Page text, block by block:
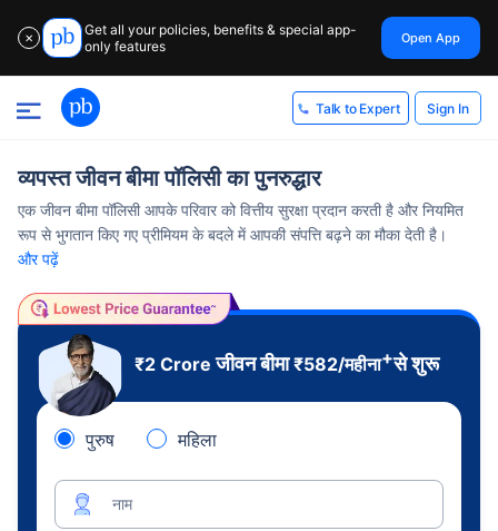
✕
Get all your policies, benefits & special app-
only features
Open App
Talk to Expert Sign In
व्यपस्त जीवन बीमा पॉलिसी का पुनरुद्धार
एक जीवन बीमा पॉलिसी आपके परिवार को वित्तीय सुरक्षा प्रदान करती है और नियमित
रूप से भुगतान किए गए प्रीमियम के बदले में आपकी संपत्ति बढ़ने का मौका देती है।
और पढ़ें
₹2 Croreजीवन बीमा₹582/महीना+से शुरू
पुरुष महिला
नाम